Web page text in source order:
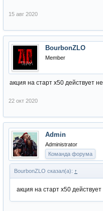
15 авг 2020
BourbonZLO
Member
акция на старт х50 действует
22 окт 2020
Admin
Administrator
Команда форума
BourbonZLO сказал(а): ↑
акция на старт х50